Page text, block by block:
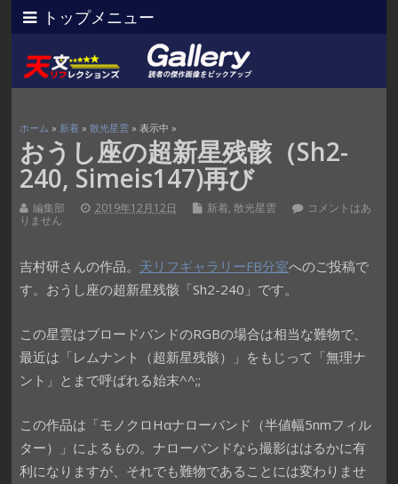
トップメニュー
ホーム » 新着» 散光星雲» 表示中 »
おうし座の超新星残骸（Sh2-
240, Simeis147)再び
編集部 2019年12月12日 新着, 散光星雲
コメントはあ
りません
吉村研さんの作品。 天リフギャラリーFB分室へのご投稿で
す。おうし座の超新星残骸「Sh2-240」です。
この星雲はブロードバンドのRGBの場合は相当な難物で、
最近は「レムナント（超新星残骸）」をもじって「無理ナ
ント」とまで呼ばれる始末^^;;
この作品は「モノクロHαナローバンド（半値幅5nmフィル
ター）」によるもの。ナローバンドなら撮影ははるかに有
利になりますが、それでも難物であることには変わりませ